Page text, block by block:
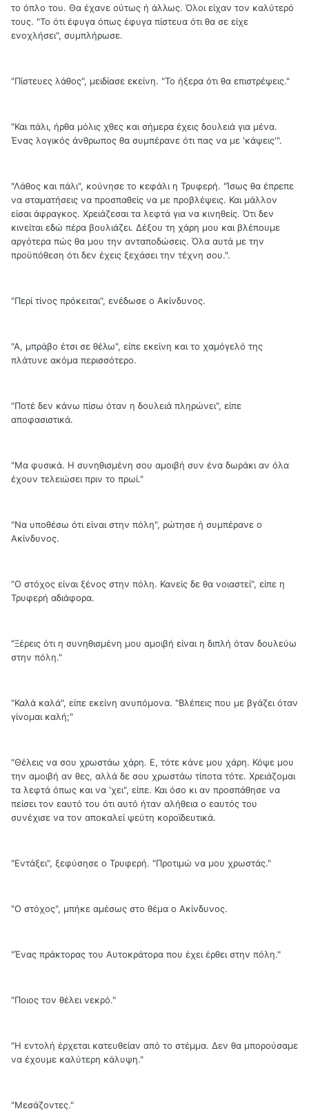
το όπλο του. Θα έχανε ούτως ή άλλως. Όλοι είχαν τον καλύτερό
τους. "Το ότι έφυγα όπως έφυγα πίστευα ότι θα σε είχε
ενοχλήσει", συμπλήρωσε.
"Πίστευες λάθος", μειδίασε εκείνη. "Το ήξερα ότι θα επιστρέψεις."
"Και πάλι, ήρθα μόλις χθες και σήμερα έχεις δουλειά για μένα.
Ένας λογικός άνθρωπος θα συμπέρανε ότι πας να με 'κάψεις'".
"Λάθος και πάλι", κούνησε το κεφάλι η Τρυφερή. "Ίσως θα έπρεπε
να σταματήσεις να προσπαθείς να με προβλέψεις. Και μάλλον
είσαι άφραγκος. Χρειάζεσαι τα λεφτά για να κινηθείς. Ότι δεν
κινείται εδώ πέρα βουλιάζει. Δέξου τη χάρη μου και βλέπουμε
αργότερα πώς θα μου την ανταποδώσεις. Όλα αυτά με την
προϋπόθεση ότι δεν έχεις ξεχάσει την τέχνη σου.".
"Περί τίνος πρόκειται", ενέδωσε ο Ακίνδυνος.
"Α, μπράβο έτσι σε θέλω", είπε εκείνη και το χαμόγελό της
πλάτυνε ακόμα περισσότερο.
"Ποτέ δεν κάνω πίσω όταν η δουλειά πληρώνει", είπε
αποφασιστικά.
"Μα φυσικά. Η συνηθισμένη σου αμοιβή συν ένα δωράκι αν όλα
έχουν τελειώσει πριν το πρωί."
"Να υποθέσω ότι είναι στην πόλη", ρώτησε ή συμπέρανε ο
Ακίνδυνος.
"O στόχος είναι ξένος στην πόλη. Κανείς δε θα νοιαστεί", είπε η
Τρυφερή αδιάφορα.
"Ξέρεις ότι η συνηθισμένη μου αμοιβή είναι η διπλή όταν δουλεύω
στην πόλη."
"Καλά καλά", είπε εκείνη ανυπόμονα. "Βλέπεις που με βγάζει όταν
γίνομαι καλή;"
"Θέλεις να σου χρωστάω χάρη. Ε, τότε κάνε μου χάρη. Κόψε μου
την αμοιβή αν θες, αλλά δε σου χρωστάω τίποτα τότε. Χρειάζομαι
τα λεφτά όπως και να 'χει", είπε. Και όσο κι αν προσπάθησε να
πείσει τον εαυτό του ότι αυτό ήταν αλήθεια ο εαυτός του
συνέχισε να τον αποκαλεί ψεύτη κοροϊδευτικά.
"Εντάξει", ξεφύσησε ο Τρυφερή. "Προτιμώ να μου χρωστάς."
"Ο στόχος", μπήκε αμέσως στο θέμα ο Ακίνδυνος.
"Ένας πράκτορας του Αυτοκράτορα που έχει έρθει στην πόλη."
"Ποιος τον θέλει νεκρό."
"Η εντολή έρχεται κατευθείαν από το στέμμα. Δεν θα μπορούσαμε
να έχουμε καλύτερη κάλυψη."
"Μεσάζοντες."